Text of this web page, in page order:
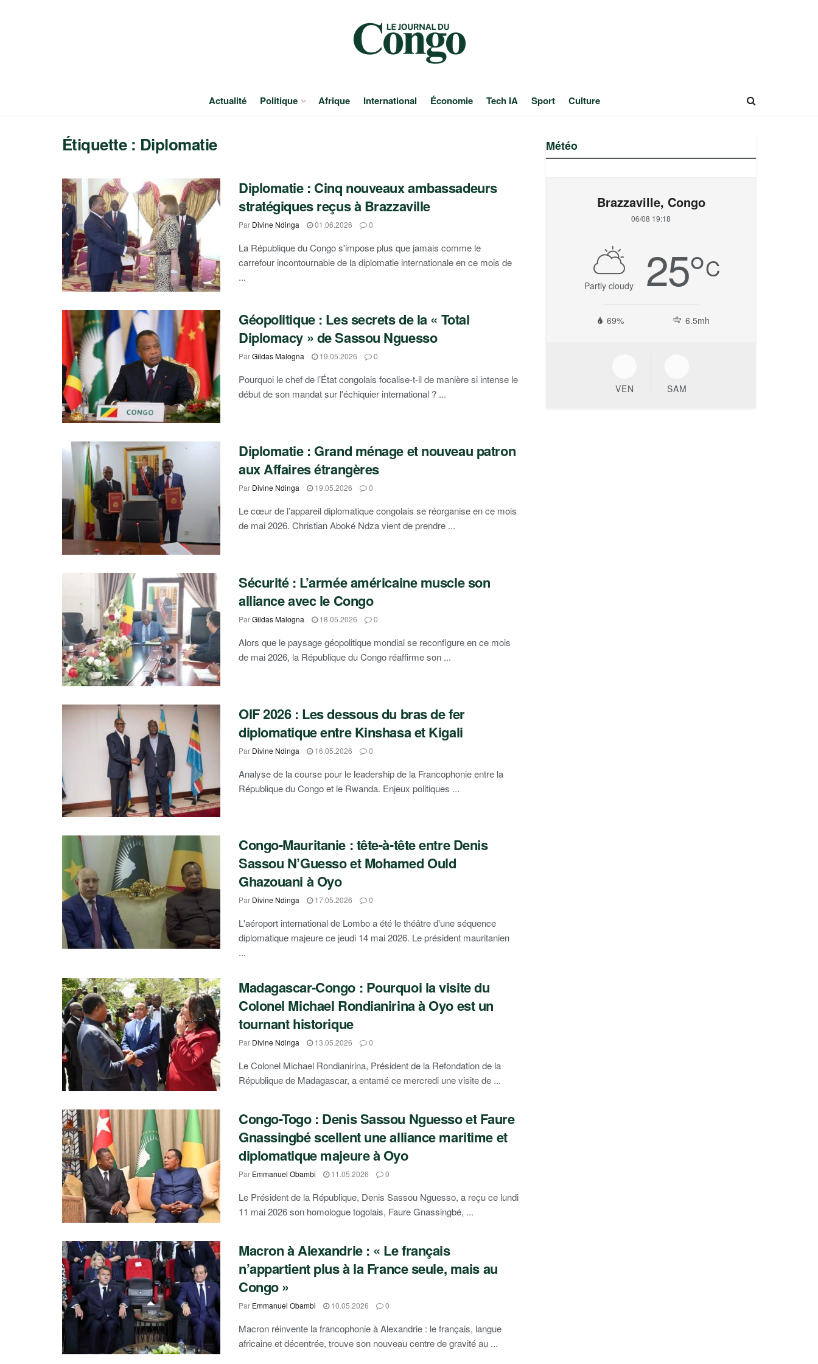
Actualité Politique Afrique International Économie Tech IA Sport Culture
Étiquette : Diplomatie
Diplomatie : Cinq nouveaux ambassadeurs
stratégiques reçus à Brazzaville
Par Divine Ndinga 01.06.2026 0
La République du Congo s'impose plus que jamais comme le
carrefour incontournable de la diplomatie internationale en ce mois de
...
Géopolitique : Les secrets de la « Total
Diplomacy » de Sassou Nguesso
ParGildas Malogna 19.05.2026 0
Pourquoi le chef de l’État congolais focalise-t-il de manière si intense le
début de son mandat sur l'échiquier international ? ...
Diplomatie : Grand ménage et nouveau patron
aux Affaires étrangères
Par Divine Ndinga 19.05.2026 0
Le cœur de l’appareil diplomatique congolais se réorganise en ce mois
de mai 2026. Christian Aboké Ndza vient de prendre ...
Sécurité : L’armée américaine muscle son
alliance avec le Congo
ParGildas Malogna 18.05.2026 0
Alors que le paysage géopolitique mondial se reconfigure en ce mois
de mai 2026, la République du Congo réaffirme son ...
OIF 2026 : Les dessous du bras de fer
diplomatique entre Kinshasa et Kigali
Par Divine Ndinga 16.05.2026 0
Analyse de la course pour le leadership de la Francophonie entre la
République du Congo et le Rwanda. Enjeux politiques ...
Congo-Mauritanie : tête-à-tête entre Denis
Sassou N’Guesso et Mohamed Ould
Ghazouani à Oyo
Par Divine Ndinga 17.05.2026 0
L'aéroport international de Lombo a été le théâtre d'une séquence
diplomatique majeure ce jeudi 14 mai 2026. Le président mauritanien
...
Madagascar-Congo : Pourquoi la visite du
Colonel Michael Rondianirina à Oyo est un
tournant historique
Par Divine Ndinga 13.05.2026 0
Le Colonel Michael Rondianirina, Président de la Refondation de la
République de Madagascar, a entamé ce mercredi une visite de ...
Congo-Togo : Denis Sassou Nguesso et Faure
Gnassingbé scellent une alliance maritime et
diplomatique majeure à Oyo
Par Emmanuel Obambi 11.05.2026 0
Le Président de la République, Denis Sassou Nguesso, a reçu ce lundi
11 mai 2026 son homologue togolais, Faure Gnassingbé, ...
Macron à Alexandrie : « Le français
n’appartient plus à la France seule, mais au
Congo »
Par Emmanuel Obambi 10.05.2026 0
Macron réinvente la francophonie à Alexandrie : le français, langue
africaine et décentrée, trouve son nouveau centre de gravité au ...
Météo
Brazzaville, Congo
06/08 19:18
Partly cloudy 25°C
69% 6.5mh
VEN SAM